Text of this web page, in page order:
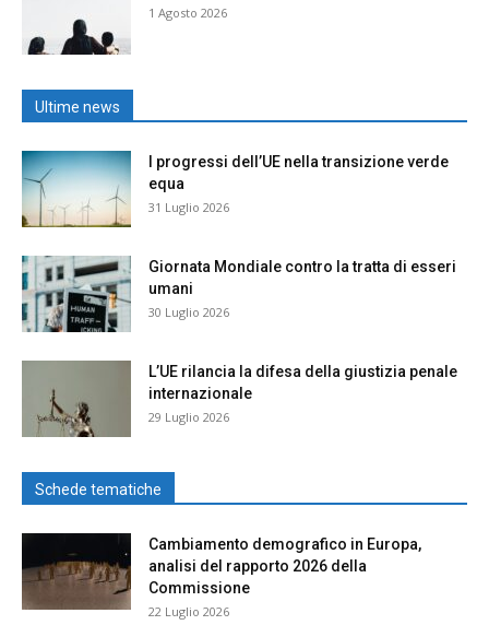
1 Agosto 2026
Ultime news
I progressi dell’UE nella transizione verde
equa
31 Luglio 2026
Giornata Mondiale contro la tratta di esseri
umani
30 Luglio 2026
L’UE rilancia la difesa della giustizia penale
internazionale
29 Luglio 2026
Schede tematiche
Cambiamento demografico in Europa,
analisi del rapporto 2026 della
Commissione
22 Luglio 2026